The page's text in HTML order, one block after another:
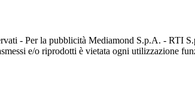
- Per la pubblicità Mediamond S.p.A. - RTI
e/o riprodotti è vietata ogni utilizzazione